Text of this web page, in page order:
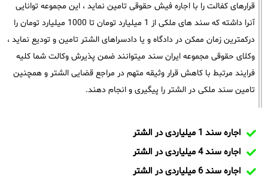
قرارهای کفالت را با اجاره فیش حقوقی تامین نماید ، این مجموعه توانایی
آنرا داشته که سند های ملکی از 1 میلیارد تومان تا 1000 میلیارد تومان را
درکمترین زمان ممکن در دادگاه و یا دادسراهای الشتر تامین و تودیع نماید ،
وکلای حقوقی مجموعه ایران سند میتوانند ضمن پذیرش وکالت شما کلیه
فرایند مرتبط با کاهش قرار وثیقه متهم در مراجع قضایی الشتر و همچنین
تامین سند ملکی در الشتر را پیگیری و انجام دهند.
اجاره سند 1 میلیاردی در الشتر
اجاره سند 4 میلیاردی در الشتر
اجاره سند 6 میلیاردی در الشتر